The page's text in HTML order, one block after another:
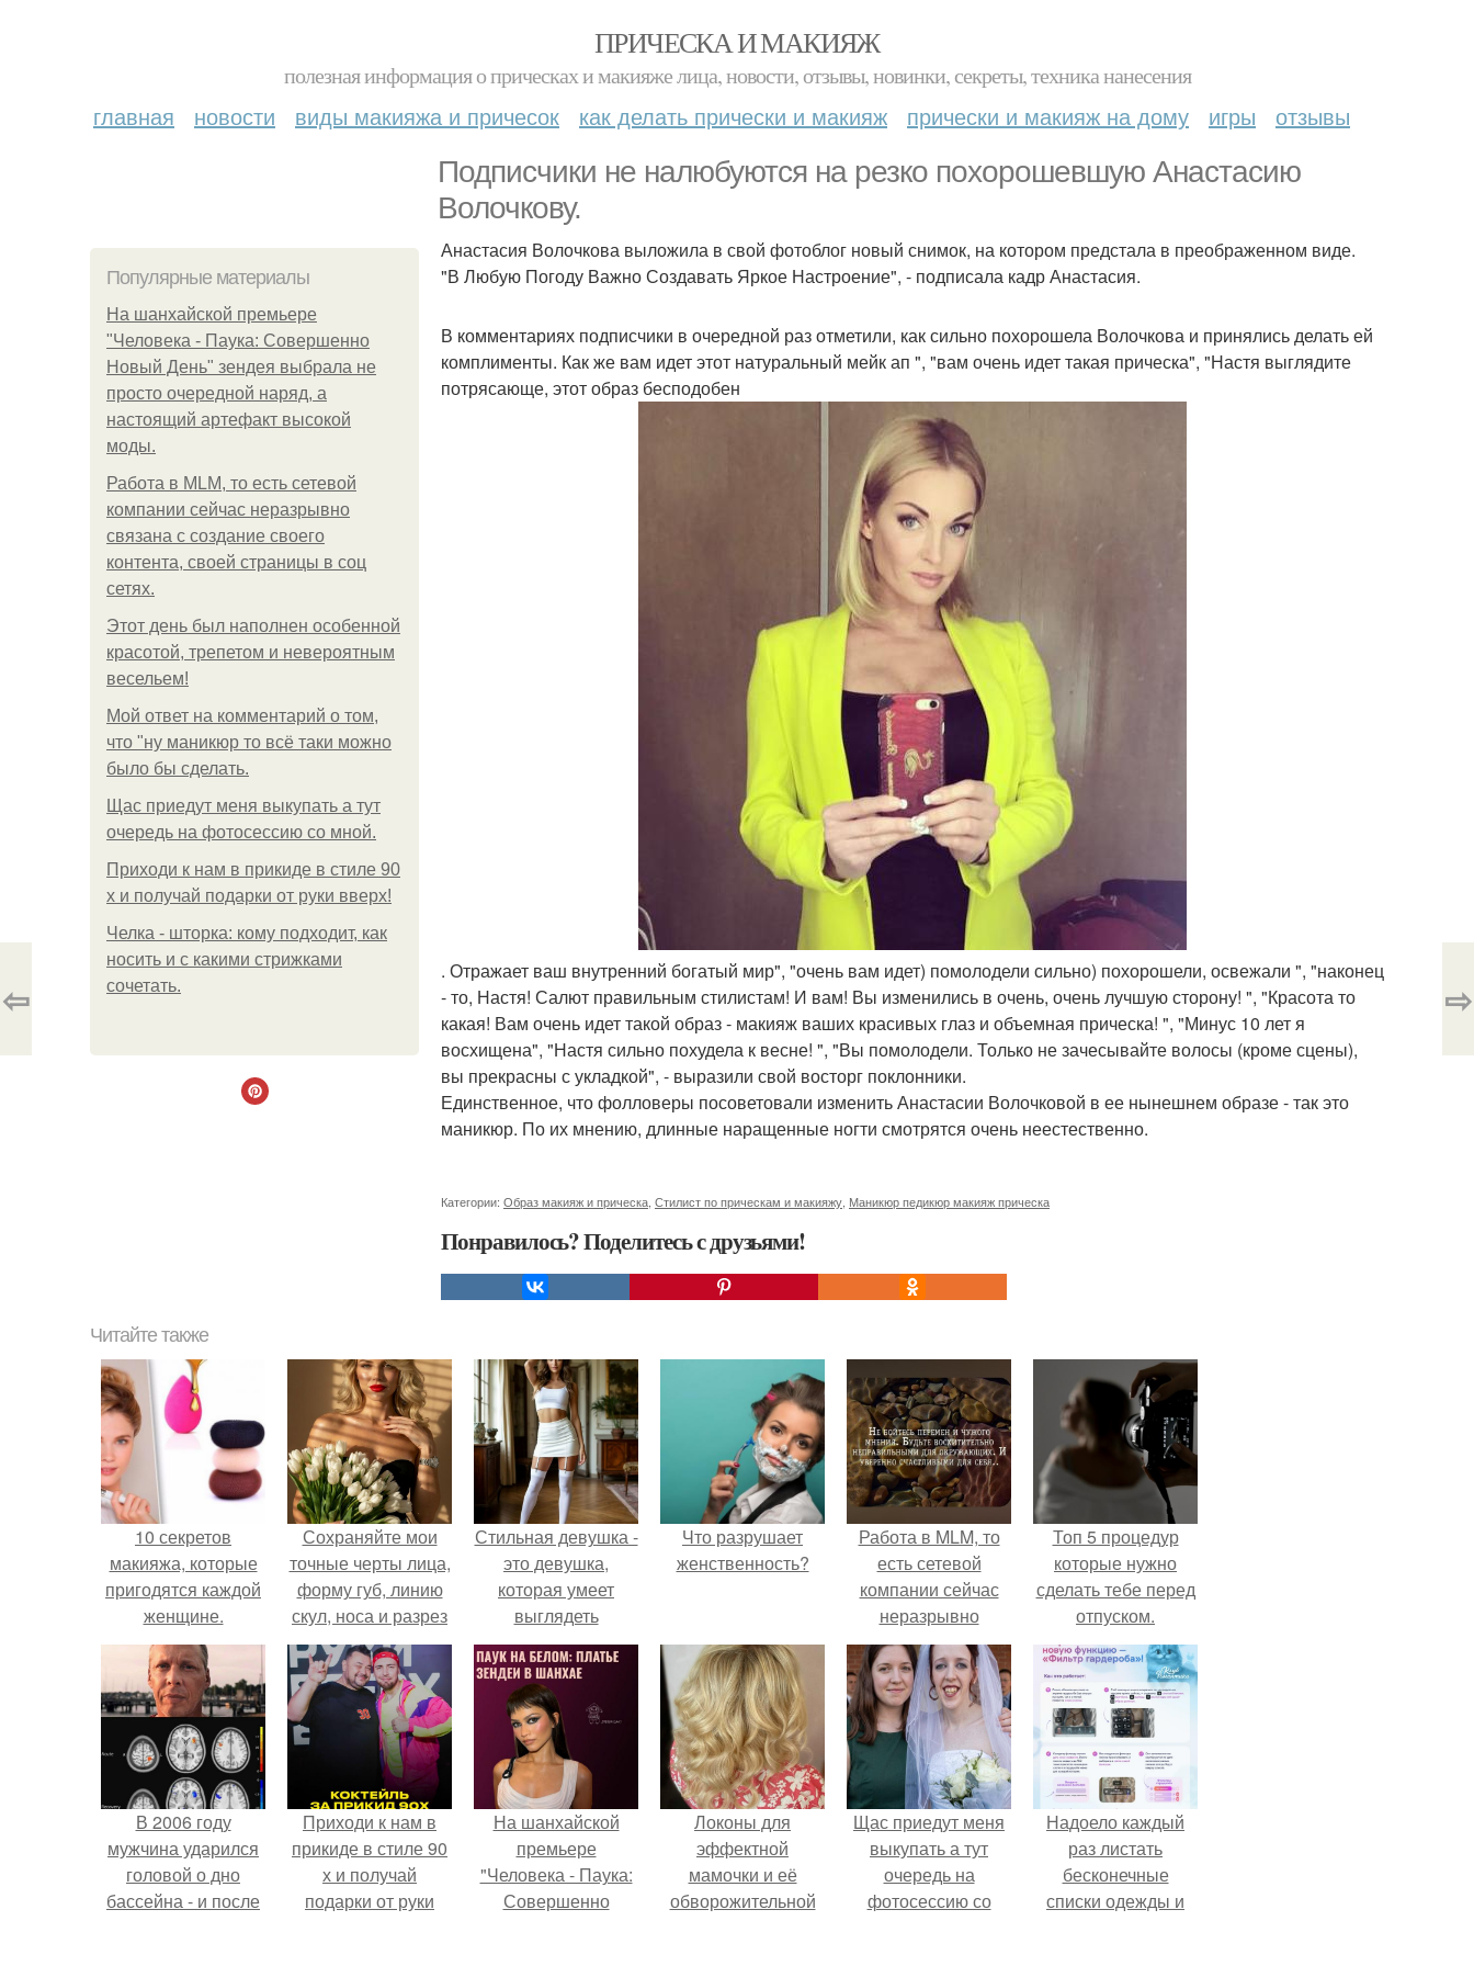
ПРИЧЕСКА И МАКИЯЖ
полезная информация о прическах и макияже лица, новости, отзывы, новинки, секреты, техника нанесения
главная новости виды макияжа и причесок как делать прически и макияж прически и макияж на дому игры отзывы
Подписчики не налюбуются на резко похорошевшую Анастасию
Волочкову.
Популярные материалы
На шанхайской премьере
"Человека - Паука: Совершенно
Новый День" зендея выбрала не
просто очередной наряд, а
настоящий артефакт высокой
моды.
Работа в MLM, то есть сетевой
компании сейчас неразрывно
связана с создание своего
контента, своей страницы в соц
сетях.
Этот день был наполнен особенной
красотой, трепетом и невероятным
весельем!
Мой ответ на комментарий о том,
что "ну маникюр то всё таки можно
было бы сделать.
Щас приедут меня выкупать а тут
очередь на фотосессию со мной.
Приходи к нам в прикиде в стиле 90
х и получай подарки от руки вверх!
Челка - шторка: кому подходит, как
носить и с какими стрижками
сочетать.
Анастасия Волочкова выложила в свой фотоблог новый снимок, на котором предстала в преображенном виде.
"В Любую Погоду Важно Создавать Яркое Настроение", - подписала кадр Анастасия.
В комментариях подписчики в очередной раз отметили, как сильно похорошела Волочкова и принялись делать ей
комплименты. Как же вам идет этот натуральный мейк ап ", "вам очень идет такая прическа", "Настя выглядите
потрясающе, этот образ бесподобен
. Отражает ваш внутренний богатый мир", "очень вам идет) помолодели сильно) похорошели, освежали ", "наконец
- то, Настя! Салют правильным стилистам! И вам! Вы изменились в очень, очень лучшую сторону! ", "Красота то
какая! Вам очень идет такой образ - макияж ваших красивых глаз и объемная прическа! ", "Минус 10 лет я
восхищена", "Настя сильно похудела к весне! ", "Вы помолодели. Только не зачесывайте волосы (кроме сцены),
вы прекрасны с укладкой", - выразили свой восторг поклонники.
Единственное, что фолловеры посоветовали изменить Анастасии Волочковой в ее нынешнем образе - так это
маникюр. По их мнению, длинные наращенные ногти смотрятся очень неестественно.
Категории: Образ макияж и прическа Стилист по прическам и макияжу Маникюр педикюр макияж прическа
Понравилось? Поделитесь с друзьями!
⇦ ⇨
Читайте также
10 секретов
макияжа, которые
пригодятся каждой
женщине.
Сохраняйте мои
точные черты лица,
форму губ, линию
скул, носа и разрез
глаз.
Стильная девушка -
это девушка,
которая умеет
выглядеть
привлекательно и
элегантно в любои
ситуации.
Что разрушает
женственность?
Работа в MLM, то
есть сетевой
компании сейчас
неразрывно
связана с создание
своего контента,
своей страницы в
соц сетях.
Топ 5 процедур
которые нужно
сделать тебе перед
отпуском.
В 2006 году
мужчина ударился
головой о дно
бассейна - и после
Приходи к нам в
прикиде в стиле 90
х и получай
подарки от руки
На шанхайской
премьере
"Человека - Паука:
Совершенно
Локоны для
эффектной
мамочки и её
обворожительной
Щас приедут меня
выкупать а тут
очередь на
фотосессию со
Надоело каждый
раз листать
бесконечные
списки одежды и